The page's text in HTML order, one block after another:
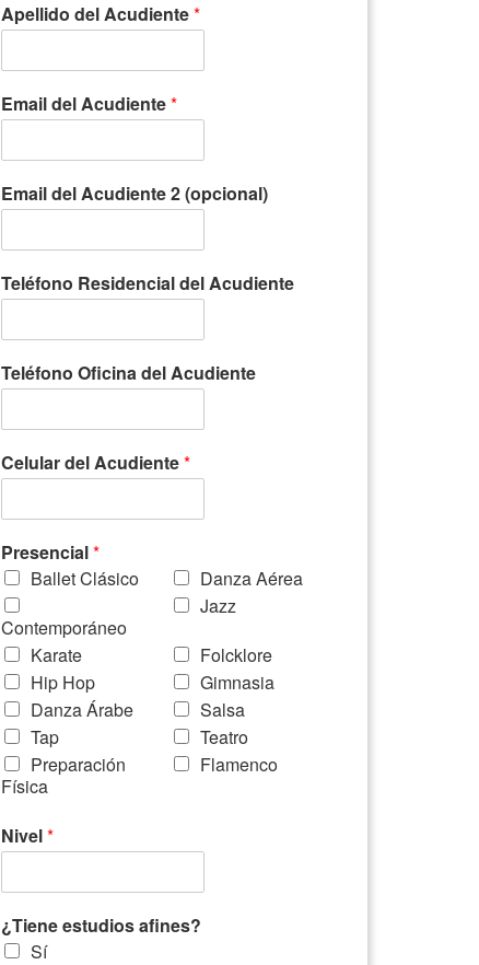
Apellido del Acudiente*
Email del Acudiente*
Email del Acudiente 2 (opcional)
Teléfono Residencial del Acudiente
Teléfono Oficina del Acudiente
Celular del Acudiente*
Presencial*
Ballet Clásico
Danza Aérea
Contemporáneo
Jazz
Karate
Folcklore
Hip Hop
Gimnasia
Danza Árabe
Salsa
Tap
Teatro
Preparación
Física
Flamenco
Nivel*
¿Tiene estudios afines?
Sí